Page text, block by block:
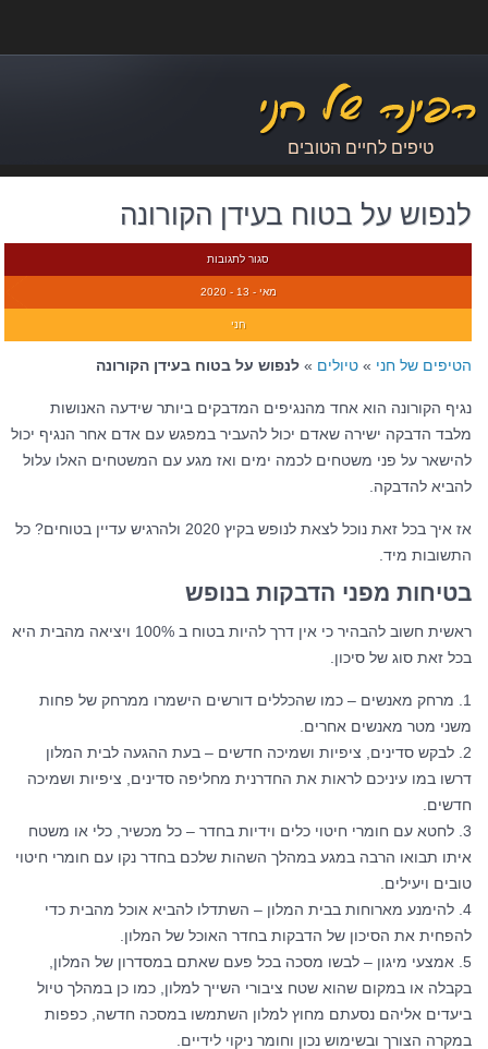
טיפים לחיים הטובים
לנפוש על בטוח בעידן הקורונה
סגור לתגובות
מאי - 13 - 2020
חני
הטיפים של חני » טיולים » לנפוש על בטוח בעידן הקורונה
נגיף הקורונה הוא אחד מהנגיפים המדבקים ביותר שידעה האנושות
מלבד הדבקה ישירה שאדם יכול להעביר במפגש עם אדם אחר הנגיף יכול
להישאר על פני משטחים לכמה ימים ואז מגע עם המשטחים האלו עלול
להביא להדבקה.
אז איך בכל זאת נוכל לצאת לנופש בקיץ 2020 ולהרגיש עדיין בטוחים? כל
התשובות מיד.
בטיחות מפני הדבקות בנופש
ראשית חשוב להבהיר כי אין דרך להיות בטוח ב 100% ויציאה מהבית היא
בכל זאת סוג של סיכון.
1. מרחק מאנשים – כמו שהכללים דורשים הישמרו ממרחק של פחות
משני מטר מאנשים אחרים.
2. לבקש סדינים, ציפיות ושמיכה חדשים – בעת ההגעה לבית המלון
דרשו במו עיניכם לראות את החדרנית מחליפה סדינים, ציפיות ושמיכה
חדשים.
3. לחטא עם חומרי חיטוי כלים וידיות בחדר – כל מכשיר, כלי או משטח
איתו תבואו הרבה במגע במהלך השהות שלכם בחדר נקו עם חומרי חיטוי
טובים ויעילים.
4. להימנע מארוחות בבית המלון – השתדלו להביא אוכל מהבית כדי
להפחית את הסיכון של הדבקות בחדר האוכל של המלון.
5. אמצעי מיגון – לבשו מסכה בכל פעם שאתם במסדרון של המלון,
בקבלה או במקום שהוא שטח ציבורי השייך למלון, כמו כן במהלך טיול
ביעדים אליהם נסעתם מחוץ למלון השתמשו במסכה חדשה, כפפות
במקרה הצורך ובשימוש נכון וחומר ניקוי לידיים.